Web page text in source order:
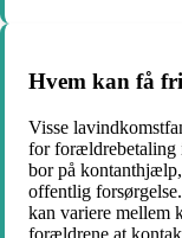
Hvem kan få
Visse
for forældrebetaling
bor på
offentlig
kan variere mellem